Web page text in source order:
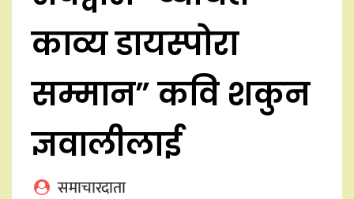
काव्य डायस्पोरा
सम्मान” कवि शकुन
ज्ञवालीलाई
समाचारदाता